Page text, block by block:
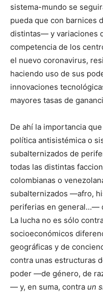
sistema-mundo se
pueda que con barnices
distintas— y variaciones
competencia de los
el nuevo coronavirus,
haciendo uso de sus
innovaciones
mayores tasas de
De ahí la importancia
política antisistémica o
subalternizados de
todas las distintas
colombianas o
subalternizados —afro,
periferias en general…—
La lucha no es sólo
socioeconómicos
geográficas y de
contra unas estructuras
poder —de género, de
— y, en suma, contra un